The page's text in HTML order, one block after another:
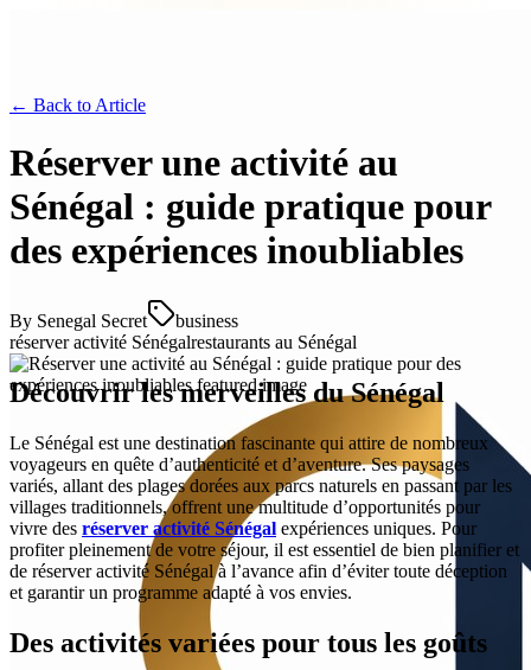
← Back to Article
Réserver une activité au
Sénégal : guide pratique pour
des expériences inoubliables
By Senegal Secret
business
réserver activité Sénégalrestaurants au Sénégal
Découvrir les merveilles du Sénégal
Le Sénégal est une destination fascinante qui attire de nombreux
voyageurs en quête d’authenticité et d’aventure. Ses paysages
variés, allant des plages dorées aux parcs naturels en passant par les
villages traditionnels, offrent une multitude d’opportunités pour
vivre des réserver activité Sénégal expériences uniques. Pour
profiter pleinement de votre séjour, il est essentiel de bien planifier et
de réserver activité Sénégal à l’avance afin d’éviter toute déception
et garantir un programme adapté à vos envies.
Des activités variées pour tous les goûts